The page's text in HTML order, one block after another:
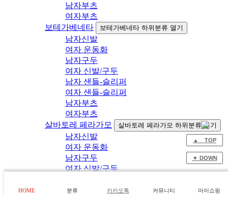
남자부츠
여자부츠
보테가베네타
보테가베네타 하위분류 열기
남자신발
여자 운동화
남자구두
여자 신발/구두
남자 샌들-슬리퍼
여자 샌들-슬리퍼
남자부츠
여자부츠
살바토레 페라가모
살바토레 페라가모 하위분류 열기
남자신발
여자 운동화
남자구두
여자 신발/구두
여자 샌들-슬리퍼
HOME 분류 카카오톡 커뮤니티 마이쇼핑
▲ TOP
▼ DOWN